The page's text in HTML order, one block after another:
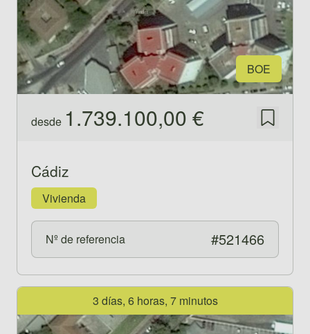
BOE
desde 1.739.100,00 € Guardar
Cádiz
Vivienda
Nº de referencia #521466
Ver propiedad 5214673 días, 6 horas, 7 minutos